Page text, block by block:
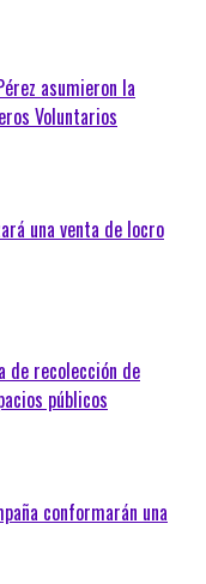
asumieron la
Voluntarios
una venta de locro
de recolección de
públicos
conformarán una